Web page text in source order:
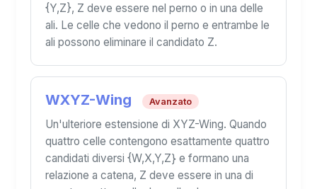
{Y,Z}, Z deve essere nel perno o in una delle
ali. Le celle che vedono il perno e entrambe le
ali possono eliminare il candidato Z.
WXYZ-Wing Avanzato
Un'ulteriore estensione di XYZ-Wing. Quando
quattro celle contengono esattamente quattro
candidati diversi {W,X,Y,Z} e formano una
relazione a catena, Z deve essere in una di